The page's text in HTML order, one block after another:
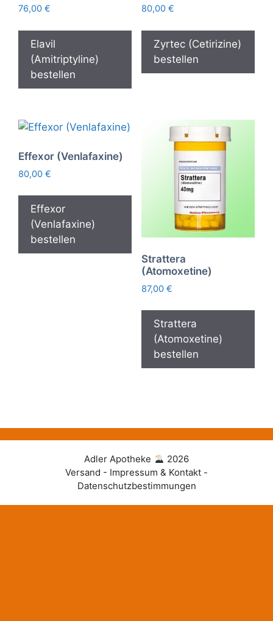
76,00 €
Elavil
(Amitriptyline)
bestellen
80,00 €
Zyrtec (Cetirizine)
bestellen
Effexor (Venlafaxine)
80,00 €
Effexor
(Venlafaxine)
bestellen
Strattera
(Atomoxetine)
87,00 €
Strattera
(Atomoxetine)
bestellen
Adler Apotheke
2026
Versand - Impressum & Kontakt -
Datenschutzbestimmungen